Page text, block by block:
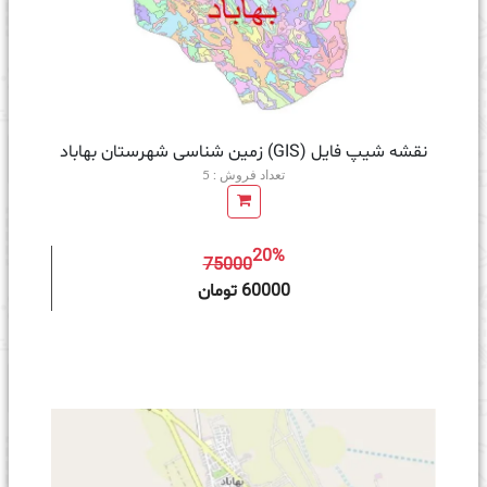
نقشه شیپ فایل (GIS) زمین‌ شناسی شهرستان بهاباد
تعداد فروش : 5
7500020%
60000 تومان